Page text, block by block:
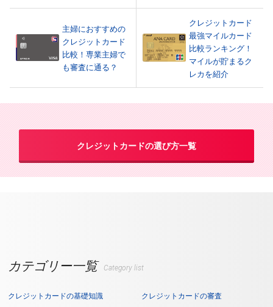
主婦におすすめの
クレジットカード
比較！専業主婦で
も審査に通る？
クレジットカード
最強マイルカード
比較ランキング！
マイルが貯まるク
レカを紹介
クレジットカードの選び方一覧
カテゴリー一覧 Category list
クレジットカードの基礎知識 クレジットカードの審査